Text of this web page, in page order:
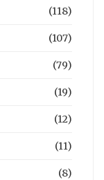
(118)
(107)
(79)
(19)
(12)
(11)
(8)